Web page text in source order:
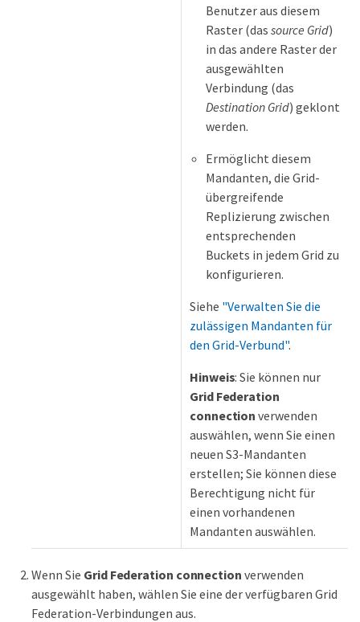
Benutzer aus diesem
Raster (das source Grid)
in das andere Raster der
ausgewählten
Verbindung (das
Destination Grid) geklont
werden.
Ermöglicht diesem
Mandanten, die Grid-
übergreifende
Replizierung zwischen
entsprechenden
Buckets in jedem Grid zu
konfigurieren.
Siehe "Verwalten Sie die
zulässigen Mandanten für
den Grid-Verbund".
Hinweis: Sie können nur
Grid Federation
connection verwenden
auswählen, wenn Sie einen
neuen S3-Mandanten
erstellen; Sie können diese
Berechtigung nicht für
einen vorhandenen
Mandanten auswählen.
Wenn Sie Grid Federation connection verwenden
ausgewählt haben, wählen Sie eine der verfügbaren Grid
Federation-Verbindungen aus.